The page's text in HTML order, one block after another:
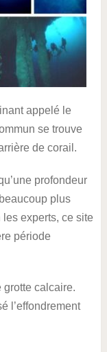
appelé le
se trouve
de corail.
profondeur
plus
les experts, ce site
période
grotte calcaire.
l’effondrement